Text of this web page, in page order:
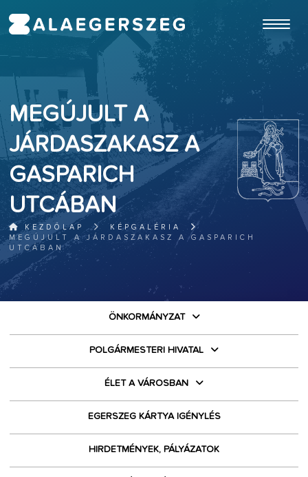
MEGÚJULT A
JÁRDASZAKASZ A
GASPARICH
UTCÁBAN
KEZDŐLAP
KÉPGALÉRIA
MEGÚJULT A JÁRDASZAKASZ A GASPARICH
UTCÁBAN
ÖNKORMÁNYZAT
POLGÁRMESTERI HIVATAL
ÉLET A VÁROSBAN
EGERSZEG KÁRTYA IGÉNYLÉS
HIRDETMÉNYEK, PÁLYÁZATOK